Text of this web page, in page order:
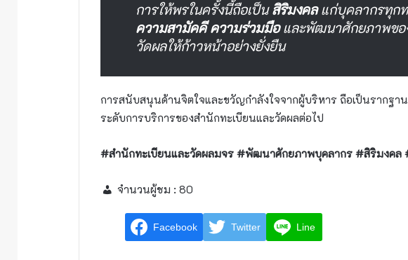
การให้พรในครั้งนี้ถือเป็นสิริมงคลแก่บุคลากรทุกท่
ความสามัคคี ความร่วมมือและพัฒนาศักยภาพขอ
วัดผลให้ก้าวหน้าอย่างยั่งยืน
การสนับสนุนด้านจิตใจและขวัญกำลังใจจากผู้บริหาร ถือเป็นรากฐ
ระดับการบริการของสำนักทะเบียนและวัดผลต่อไป
#สำนักทะเบียนและวัดผลมจร #พัฒนาศักยภาพบุคลากร #สิริมงคล
จำนวนผู้ชม : 80
Facebook Twitter Line